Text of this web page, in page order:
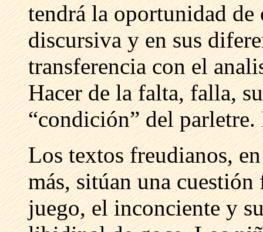
tendrá la oportunidad de
discursiva y en sus
transferencia con el
Hacer de la falta, falla,
“condición” del
Los textos freudianos,
más, sitúan una
juego, el inconciente y